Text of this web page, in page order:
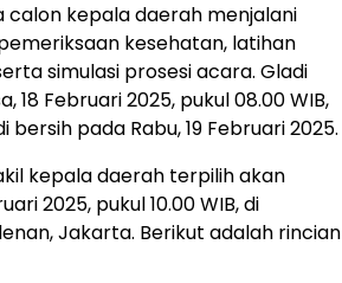
calon kepala daerah menjalani
kesehatan, latihan
simulasi prosesi acara. Gladi
18 Februari 2025, pukul 08.00 WIB,
pada Rabu, 19 Februari 2025.
kepala daerah terpilih akan
2025, pukul 10.00 WIB, di
Jakarta. Berikut adalah rincian